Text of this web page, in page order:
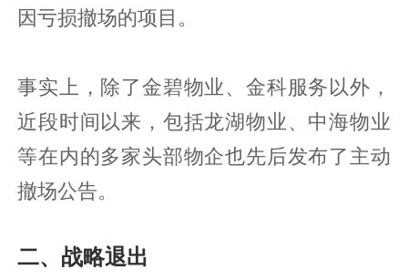
因亏损撤场的项目。
事实上，除了金碧物业、金科服务以外，
近段时间以来，包括龙湖物业、中海物业
等在内的多家头部物企也先后发布了主动
撤场公告。
二、战略退出